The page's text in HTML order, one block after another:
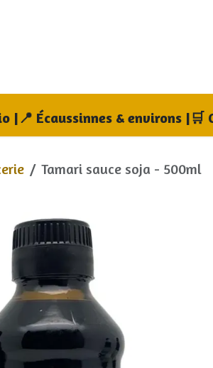
|📍 Écaussinnes & environs |🛒
Tamari sauce soja - 500ml